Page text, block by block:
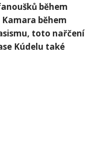
během
během
toto nařčení
Kúdelu také